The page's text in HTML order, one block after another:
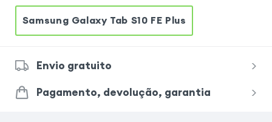
Samsung Galaxy Tab S10 FE Plus
Envio gratuito
Pagamento, devolução, garantia